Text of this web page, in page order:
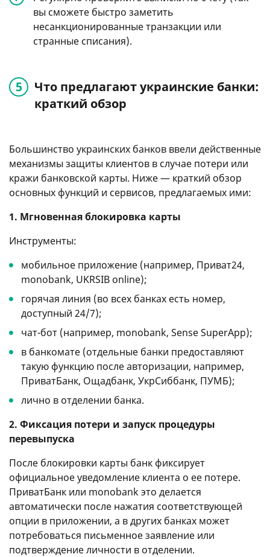
вы сможете быстро заметить
несанкционированные транзакции или
странные списания).
Что предлагают украинские банки:
краткий обзор
Большинство украинских банков ввели действенные
механизмы защиты клиентов в случае потери или
кражи банковской карты. Ниже — краткий обзор
основных функций и сервисов, предлагаемых ими:
1. Мгновенная блокировка карты
Инструменты:
мобильное приложение (например, Приват24,
monobank, UKRSIB online);
горячая линия (во всех банках есть номер,
доступный 24/7);
чат-бот (например, monobank, Sense SuperApp);
в банкомате (отдельные банки предоставляют
такую ​​функцию после авторизации, например,
ПриватБанк, Ощадбанк, УкрСиббанк, ПУМБ);
лично в отделении банка.
2. Фиксация потери и запуск процедуры
перевыпуска
После блокировки карты банк фиксирует
официальное уведомление клиента о ее потере.
ПриватБанк или monobank это делается
автоматически после нажатия соответствующей
опции в приложении, а в других банках может
потребоваться письменное заявление или
подтверждение личности в отделении.